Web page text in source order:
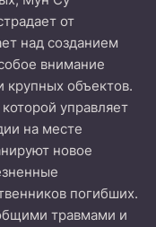
от
над созданием
внимание
крупных объектов.
управляет
на месте
новое
погибших.
травмами и